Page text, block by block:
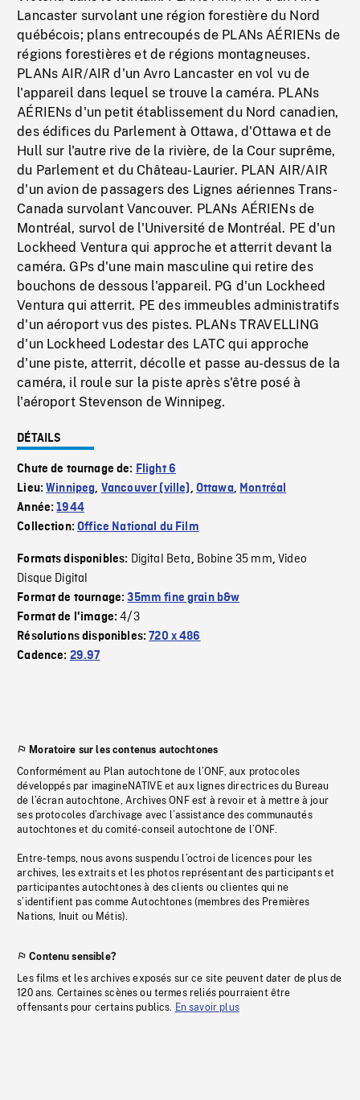
Lancaster survolant une région forestière du Nord
québécois; plans entrecoupés de PLANs AÉRIENs de
régions forestières et de régions montagneuses.
PLANs AIR/AIR d'un Avro Lancaster en vol vu de
l'appareil dans lequel se trouve la caméra. PLANs
AÉRIENs d'un petit établissement du Nord canadien,
des édifices du Parlement à Ottawa, d'Ottawa et de
Hull sur l'autre rive de la rivière, de la Cour suprême,
du Parlement et du Château-Laurier. PLAN AIR/AIR
d'un avion de passagers des Lignes aériennes Trans-
Canada survolant Vancouver. PLANs AÉRIENs de
Montréal, survol de l'Université de Montréal. PE d'un
Lockheed Ventura qui approche et atterrit devant la
caméra. GPs d'une main masculine qui retire des
bouchons de dessous l'appareil. PG d'un Lockheed
Ventura qui atterrit. PE des immeubles administratifs
d'un aéroport vus des pistes. PLANs TRAVELLING
d'un Lockheed Lodestar des LATC qui approche
d'une piste, atterrit, décolle et passe au-dessus de la
caméra, il roule sur la piste après s'être posé à
l'aéroport Stevenson de Winnipeg.
DÉTAILS
Chute de tournage de: Flight 6
Lieu:Winnipeg, Vancouver (ville), Ottawa, Montréal
Année:1944
Collection:Office National du Film
Formats disponibles: Digital Beta, Bobine 35 mm,Video
Disque Digital
Format de tournage:35mm fine grain b&w
Format de l'image:4/3
Résolutions disponibles:720 x 486
Cadence: 29.97
Moratoire sur les contenus autochtones
Conformément au Plan autochtone de l’ONF, aux protocoles
développés par imagineNATIVE et aux lignes directrices du Bureau
de l’écran autochtone, Archives ONF est à revoir et à mettre à jour
ses protocoles d’archivage avec l’assistance des communautés
autochtones et du comité-conseil autochtone de l’ONF.
Entre-temps, nous avons suspendu l’octroi de licences pour les
archives, les extraits et les photos représentant des participants et
participantes autochtones à des clients ou clientes qui ne
s’identifient pas comme Autochtones (membres des Premières
Nations, Inuit ou Métis).
Contenu sensible?
Les films et les archives exposés sur ce site peuvent dater de plus de
120 ans. Certaines scènes ou termes reliés pourraient être
offensants pour certains publics. En savoir plus